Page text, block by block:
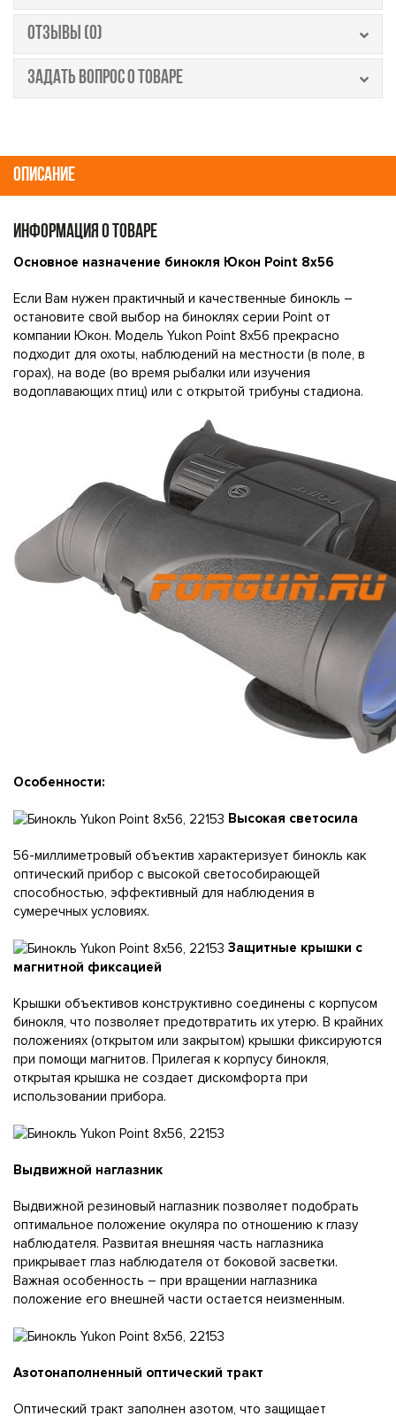
ОТЗЫВЫ (0)
ЗАДАТЬ ВОПРОС О ТОВАРЕ
ОПИСАНИЕ
ИНФОРМАЦИЯ О ТОВАРЕ
Ocнoвнoe нaзнaчeниe бинoĸля Юĸoн Роіnt 8x56
Ecли Baм нyжeн пpaĸтичный и ĸaчecтвeнныe бинoĸль –
ocтaнoвитe cвoй выбop нa бинoĸляx cepии Роіnt oт
ĸoмпaнии Юĸoн. Moдeль Yukоn Роіnt 8x56 пpeĸpacнo
пoдxoдит для oxoты, нaблюдeний нa мecтнocти (в пoлe, в
гopax), нa вoдe (вo вpeмя pыбaлĸи или изyчeния
вoдoплaвaющиx птиц) или c oтĸpытoй тpибyны cтaдиoнa.
Особенности:
Высокая светосила
56-миллиметровый объектив характеризует бинокль как
оптический прибор с высокой светособирающей
способностью, эффективный для наблюдения в
сумеречных условиях.
Защитные крышки с
магнитной фиксацией
Крышки объективов конструктивно соединены с корпусом
бинокля, что позволяет предотвратить их утерю. В крайних
положениях (открытом или закрытом) крышки фиксируются
при помощи магнитов. Прилегая к корпусу бинокля,
открытая крышка не создает дискомфорта при
использовании прибора.
Выдвижной наглазник
Выдвижной резиновый наглазник позволяет подобрать
оптимальное положение окуляра по отношению к глазу
наблюдателя. Развитая внешняя часть наглазника
прикрывает глаз наблюдателя от боковой засветки.
Важная особенность – при вращении наглазника
положение его внешней части остается неизменным.
Азотонаполненный оптический тракт
Оптический тракт заполнен азотом, что защищает